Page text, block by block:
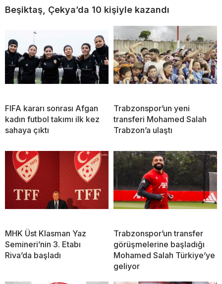
Beşiktaş, Çekya’da 10 kişiyle kazandı
FIFA kararı sonrası Afgan
kadın futbol takımı ilk kez
sahaya çıktı
Trabzonspor’un yeni
transferi Mohamed Salah
Trabzon’a ulaştı
MHK Üst Klasman Yaz
Semineri’nin 3. Etabı
Riva’da başladı
Trabzonspor’un transfer
görüşmelerine başladığı
Mohamed Salah Türkiye’ye
geliyor